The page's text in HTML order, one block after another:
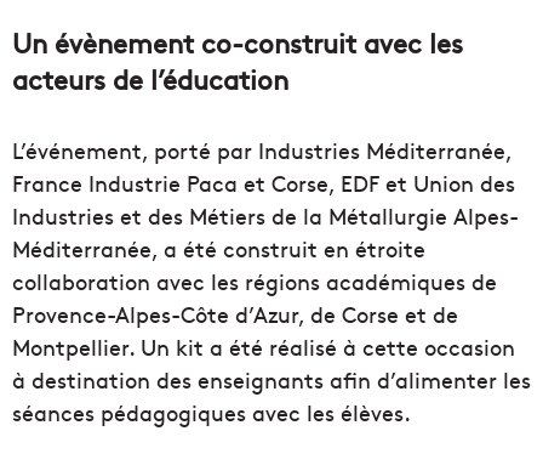
Un évènement co-construit avec les
acteurs de l’éducation
L’événement, porté par Industries Méditerranée,
France Industrie Paca et Corse, EDF et Union des
Industries et des Métiers de la Métallurgie Alpes-
Méditerranée, a été construit en étroite
collaboration avec les régions académiques de
Provence-Alpes-Côte d’Azur, de Corse et de
Montpellier. Un kit a été réalisé à cette occasion
à destination des enseignants afin d’alimenter les
séances pédagogiques avec les élèves.